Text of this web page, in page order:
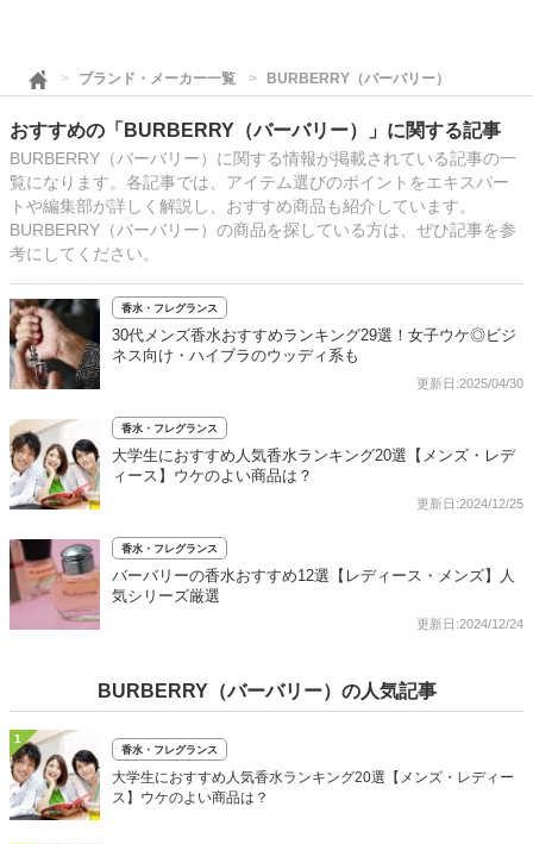
ブランド・メーカー一覧 BURBERRY（バーバリー）
おすすめの「BURBERRY（バーバリー）」に関する記事
BURBERRY（バーバリー）に関する情報が掲載されている記事の一
覧になります。各記事では、アイテム選びのポイントをエキスパー
トや編集部が詳しく解説し、おすすめ商品も紹介しています。
BURBERRY（バーバリー）の商品を探している方は、ぜひ記事を参
考にしてください。
香水・フレグランス
30代メンズ香水おすすめランキング29選！女子ウケ◎ビジ
ネス向け・ハイブラのウッディ系も
更新日:2025/04/30
香水・フレグランス
大学生におすすめ人気香水ランキング20選【メンズ・レデ
ィース】ウケのよい商品は？
更新日:2024/12/25
香水・フレグランス
バーバリーの香水おすすめ12選【レディース・メンズ】人
気シリーズ厳選
更新日:2024/12/24
BURBERRY（バーバリー）の人気記事
1
香水・フレグランス
大学生におすすめ人気香水ランキング20選【メンズ・レディー
ス】ウケのよい商品は？